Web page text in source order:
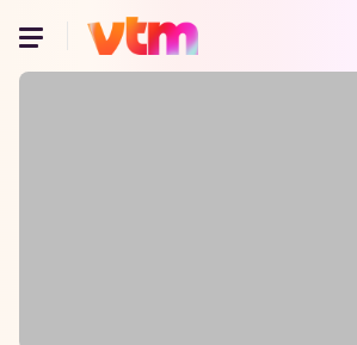
Oeps, browser niet